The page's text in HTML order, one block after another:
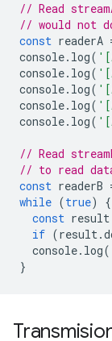
// Read
// would not
const readerA
console. log(
console. log(
console. log(
console. log(
console. log(
// Read
// to read
const readerB
while (true)
{
const result
if (result.
console. log(
}